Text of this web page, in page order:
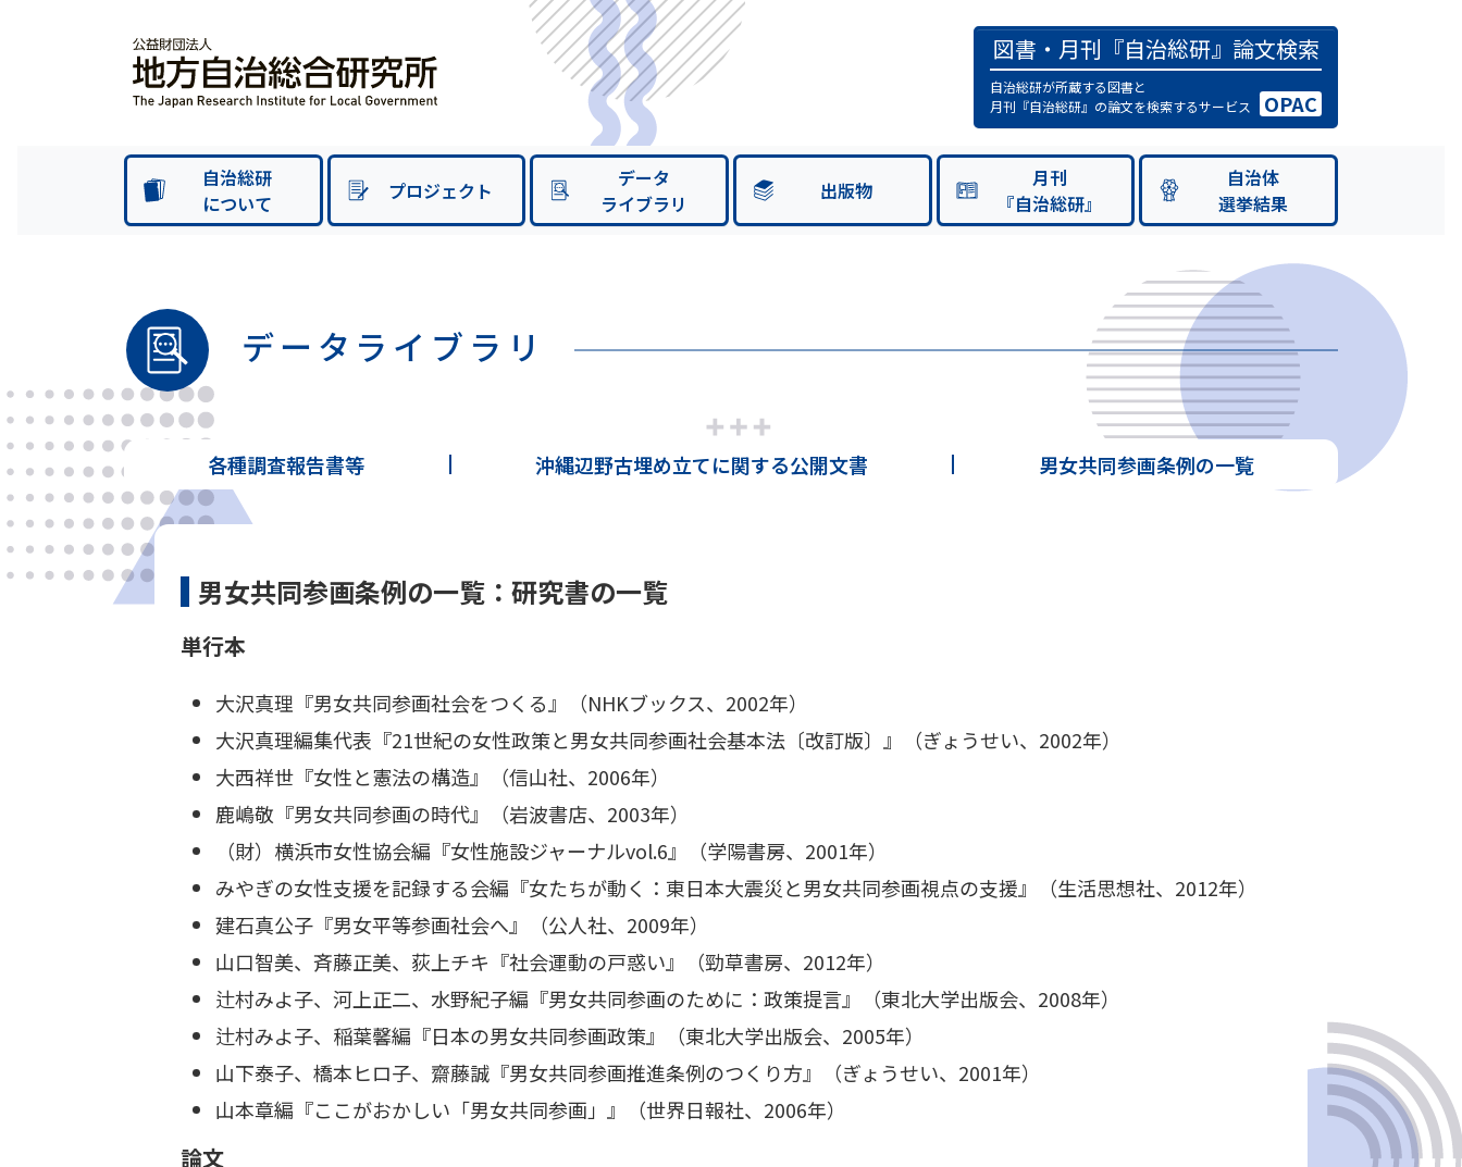
図書・月刊『自治総研』論文検索
自治総研が所蔵する図書と
月刊『自治総研』の論文を検索するサービス
OPAC
自治総研
について
プロジェクト
データ
ライブラリ
出版物
月刊
『自治総研』
自治体
選挙結果
データライブラリ
各種調査報告書等 沖縄辺野古埋め立てに関する公開文書 男女共同参画条例の一覧
男女共同参画条例の一覧：研究書の一覧
単行本
大沢真理『男女共同参画社会をつくる』（NHKブックス、2002年）
大沢真理編集代表『21世紀の女性政策と男女共同参画社会基本法〔改訂版〕』（ぎょうせい、2002年）
大西祥世『女性と憲法の構造』（信山社、2006年）
鹿嶋敬『男女共同参画の時代』（岩波書店、2003年）
（財）横浜市女性協会編『女性施設ジャーナルvol.6』（学陽書房、2001年）
みやぎの女性支援を記録する会編『女たちが動く：東日本大震災と男女共同参画視点の支援』（生活思想社、2012年）
建石真公子『男女平等参画社会へ』（公人社、2009年）
山口智美、斉藤正美、荻上チキ『社会運動の戸惑い』（勁草書房、2012年）
辻村みよ子、河上正二、水野紀子編『男女共同参画のために：政策提言』（東北大学出版会、2008年）
辻村みよ子、稲葉馨編『日本の男女共同参画政策』（東北大学出版会、2005年）
山下泰子、橋本ヒロ子、齋藤誠『男女共同参画推進条例のつくり方』（ぎょうせい、2001年）
山本章編『ここがおかしい「男女共同参画」』（世界日報社、2006年）
論文